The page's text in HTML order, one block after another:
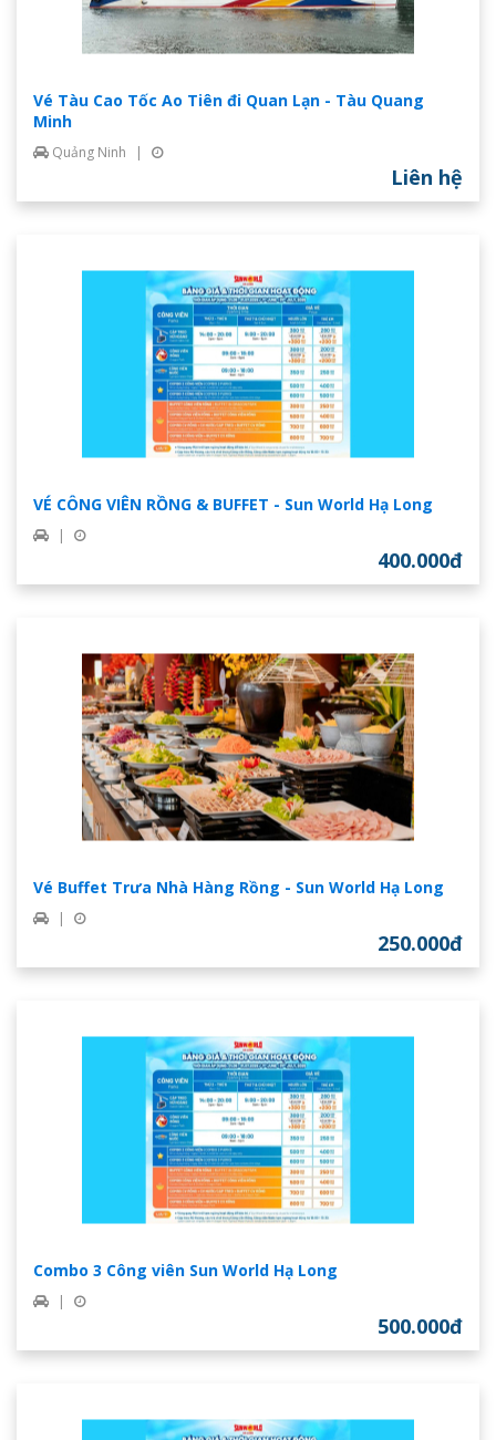
Vé Tàu Cao Tốc Ao Tiên đi Quan Lạn - Tàu Quang
Minh
Quảng Ninh |
Liên hệ
VÉ CÔNG VIÊN RỒNG & BUFFET - Sun World Hạ Long
|
400.000đ
Vé Buffet Trưa Nhà Hàng Rồng - Sun World Hạ Long
|
250.000đ
Combo 3 Công viên Sun World Hạ Long
|
500.000đ